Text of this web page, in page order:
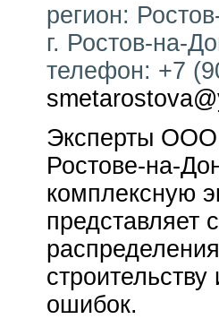
регион:
г. Ростов-на-
телефон: +7
Эксперты ООО
Ростове-на-
комплексную
представляет
ошибок.